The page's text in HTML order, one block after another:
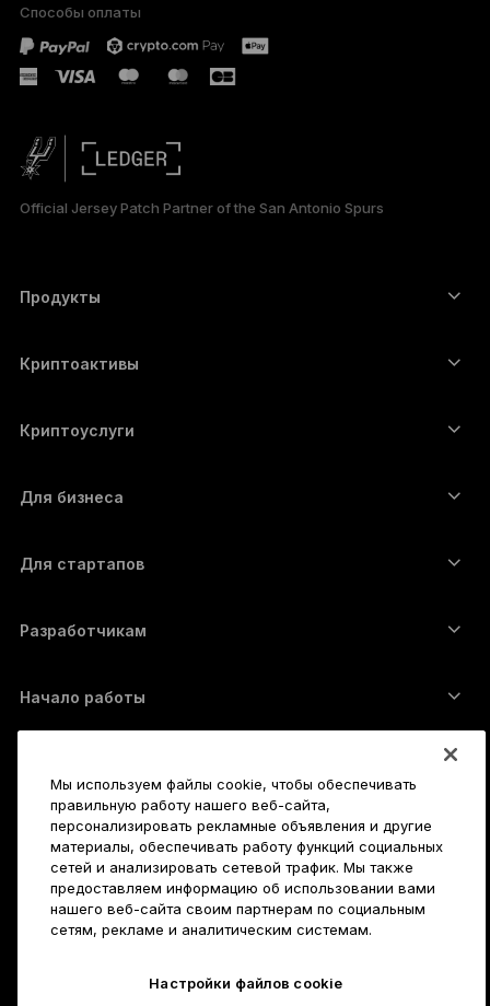
PORTUGUÊS
ESPAÑOL
日本語
Способы оплаты
Official Jersey Patch Partner of the San Antonio Spurs
Продукты
Аппаратный кошелёк
Ledger Stax
Ledger Nano Classics
Наборы
Все продукты
Криптоактивы
Ethereum-кошелёк
Cardano-кошелёк
Monero-кошелёк
Полный список активов
Криптоуслуги
Купить криптовалюту
Обменять криптовалюту
Для бизнеса
Для стартапов
Разработчикам
Начало работы
Как купить биткойны
Аппаратный криптокошелёк для Биткойна
Служба поддержки
Баунти-программа
Реселлеры
Пресс-кит Ledger
Партнёры
Карьера
Присоединяйтесь к нам
Вакансии
Подробнее
Наше видение
Юридическая информация
Мы используем файлы cookie, чтобы обеспечивать
правильную работу нашего веб-сайта,
персонализировать рекламные объявления и другие
материалы, обеспечивать работу функций социальных
сетей и анализировать сетевой трафик. Мы также
предоставляем информацию об использовании вами
нашего веб-сайта своим партнерам по социальным
сетям, рекламе и аналитическим системам.
Настройки файлов cookie